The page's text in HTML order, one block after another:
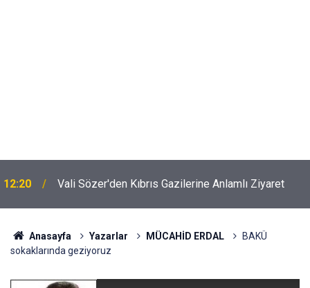
12:20 Vali Sözer'den Kıbrıs Gazilerine Anlamlı Ziyaret
Anasayfa Yazarlar MÜCAHİD ERDAL
BAKÜ
sokaklarında geziyoruz